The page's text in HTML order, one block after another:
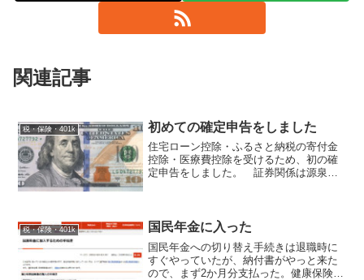
関連記事
税・保険・401k 初めての確定申告をしました
住宅ローン控除・ふるさと納税の寄付金
控除・医療費控除を受けるため、初の確
定申告をしました。 証券関係は源泉徴
一万円だけなので省略しま...
税・保険・401k 国民年金に入った
国民年金への切り替え手続きは退職時に
すぐやっていたが、納付書がやっと来た
ので、まず2か月分支払った。健康保険に